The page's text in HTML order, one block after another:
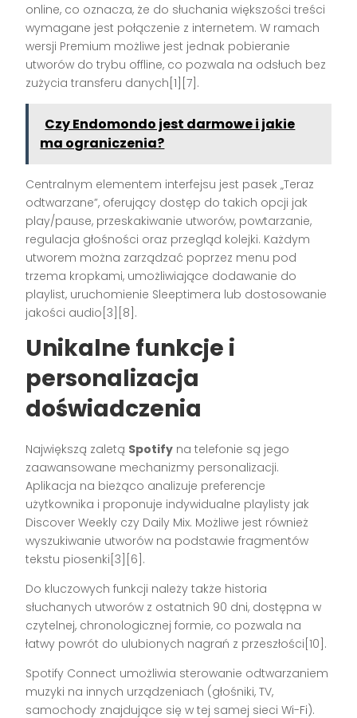
online, co oznacza, że do słuchania większości treści
wymagane jest połączenie z internetem. W ramach
wersji Premium możliwe jest jednak pobieranie
utworów do trybu offline, co pozwala na odsłuch bez
zużycia transferu danych[1][7].
Czy Endomondo jest darmowe i jakie
ma ograniczenia?
Centralnym elementem interfejsu jest pasek „Teraz
odtwarzane”, oferujący dostęp do takich opcji jak
play/pause, przeskakiwanie utworów, powtarzanie,
regulacja głośności oraz przegląd kolejki. Każdym
utworem można zarządzać poprzez menu pod
trzema kropkami, umożliwiające dodawanie do
playlist, uruchomienie Sleeptimera lub dostosowanie
jakości audio[3][8].
Unikalne funkcje i
personalizacja
doświadczenia
Największą zaletą Spotify na telefonie są jego
zaawansowane mechanizmy personalizacji.
Aplikacja na bieżąco analizuje preferencje
użytkownika i proponuje indywidualne playlisty jak
Discover Weekly czy Daily Mix. Możliwe jest również
wyszukiwanie utworów na podstawie fragmentów
tekstu piosenki[3][6].
Do kluczowych funkcji należy także historia
słuchanych utworów z ostatnich 90 dni, dostępna w
czytelnej, chronologicznej formie, co pozwala na
łatwy powrót do ulubionych nagrań z przeszłości[10].
Spotify Connect umożliwia sterowanie odtwarzaniem
muzyki na innych urządzeniach (głośniki, TV,
samochody znajdujące się w tej samej sieci Wi-Fi).